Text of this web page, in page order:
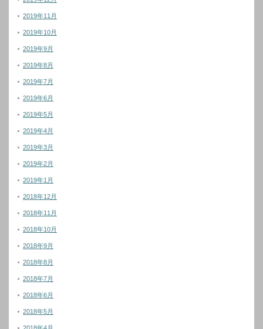
2019年11月
2019年10月
2019年9月
2019年8月
2019年7月
2019年6月
2019年5月
2019年4月
2019年3月
2019年2月
2019年1月
2018年12月
2018年11月
2018年10月
2018年9月
2018年8月
2018年7月
2018年6月
2018年5月